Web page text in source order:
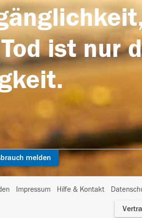
ist nur
melden
Impressum Hilfe & Kontakt